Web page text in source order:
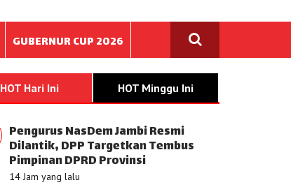
GUBERNUR CUP 2026
HOT Hari Ini HOT Minggu Ini
Pengurus NasDem Jambi Resmi
Dilantik, DPP Targetkan Tembus
Pimpinan DPRD Provinsi
14 Jam yang lalu